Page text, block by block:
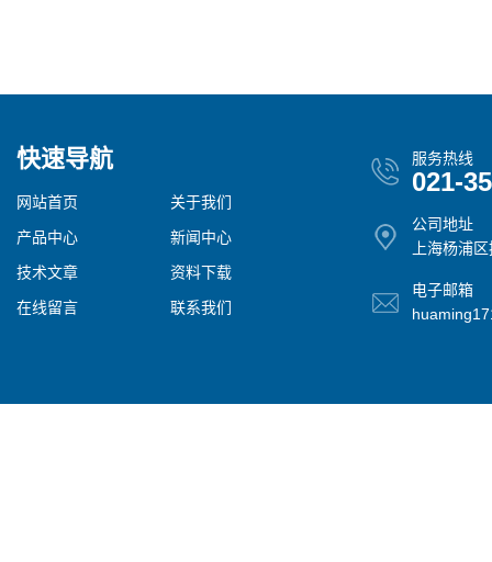
快速导航
网站首页
关于我们
产品中心
新闻中心
技术文章
资料下载
在线留言
联系我们
服务热线
021-
公司地址
上海杨浦
电子邮箱